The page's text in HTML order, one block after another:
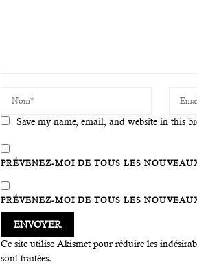
Save my name, email, and website in this
PRÉVENEZ-MOI DE TOUS LES
PRÉVENEZ-MOI DE TOUS LES
Ce site utilise Akismet pour réduire les
sont traitées.